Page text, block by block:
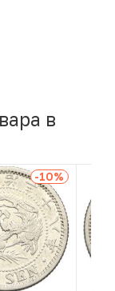
в
-10%